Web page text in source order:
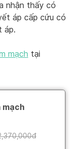
nhận thấy có
áp cấp cứu có
áp.
mạch tại